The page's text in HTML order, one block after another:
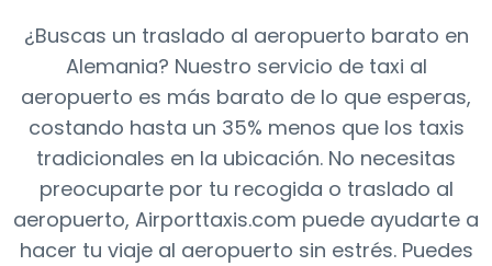
¿Buscas un traslado al aeropuerto barato en
Alemania? Nuestro servicio de taxi al
aeropuerto es más barato de lo que esperas,
costando hasta un 35% menos que los taxis
tradicionales en la ubicación. No necesitas
preocuparte por tu recogida o traslado al
aeropuerto, Airporttaxis.com puede ayudarte a
hacer tu viaje al aeropuerto sin estrés. Puedes